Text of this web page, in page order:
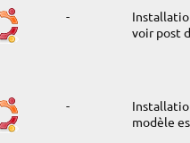
-
voir post
-
modèle